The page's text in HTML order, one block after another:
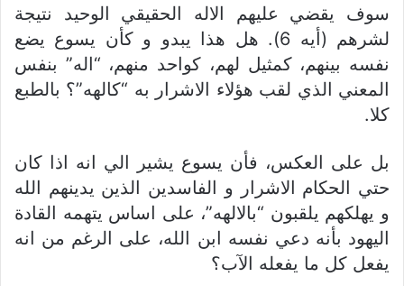
سوف يقضي عليهم الاله الحقيقي الوحيد نتيجة
لشرهم (أيه 6). هل هذا يبدو و كأن يسوع يضع
نفسه بينهم، كمثيل لهم، كواحد منهم، “اله” بنفس
المعني الذي لقب هؤلاء الاشرار به “كالهه”؟ بالطبع
كلا.
بل على العكس، فأن يسوع يشير الي انه اذا كان
حتي الحكام الاشرار و الفاسدين الذين يدينهم الله
و يهلكهم يلقبون “بالالهه”، على اساس يتهمه القادة
اليهود بأنه دعي نفسه ابن الله، على الرغم من انه
يفعل كل ما يفعله الآب؟